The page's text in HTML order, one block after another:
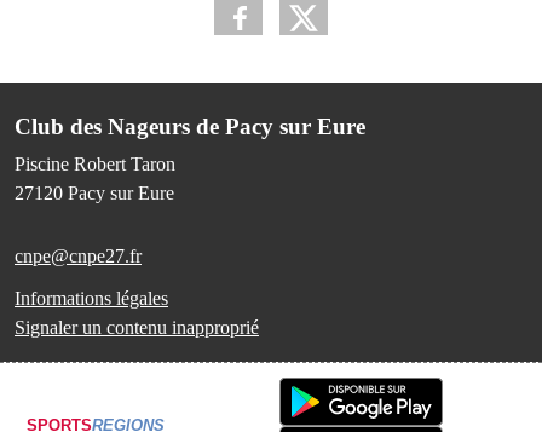
Club des Nageurs de Pacy sur Eure
Piscine Robert Taron
27120 Pacy sur Eure
cnpe@cnpe27.fr
Informations légales
Signaler un contenu inapproprié
SPORTSREGIONS